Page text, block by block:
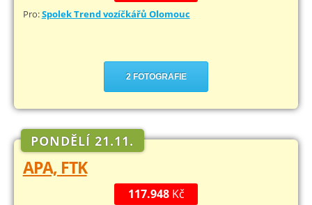
Pro:Spolek Trend vozíčkářů Olomouc
2 FOTOGRAFIE
PONDĚLÍ 21.11.
APA, FTK
117.948Kč